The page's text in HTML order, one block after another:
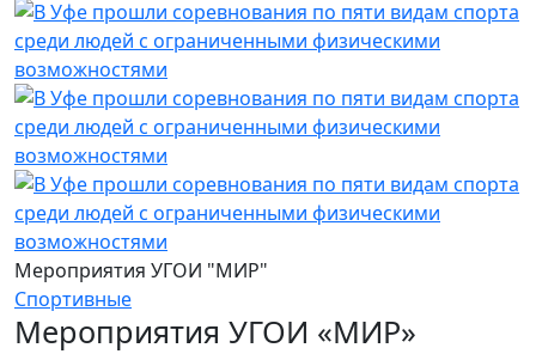
Мероприятия УГОИ "МИР"
Спортивные
Мероприятия УГОИ «МИР»